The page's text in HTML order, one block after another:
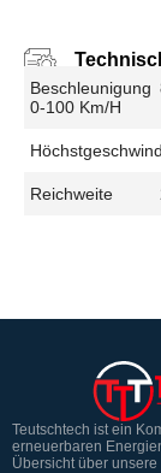
Beschleunigung
0-100 Km/h
Reichweite
Teutschtech ist ein
erneuerbaren
Übersicht über